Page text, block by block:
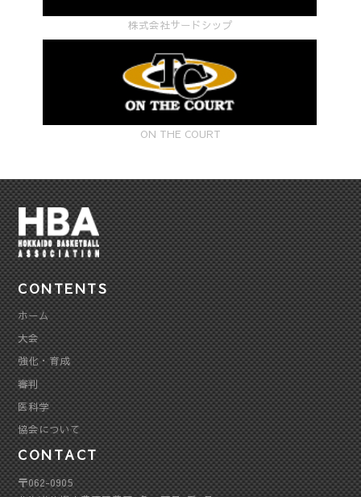
株式会社サードシップ
ON THE COURT
CONTENTS
ホーム
大会
強化・育成
審判
医科学
協会について
CONTACT
〒062-0905